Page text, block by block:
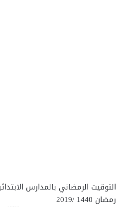
التوقيت الرمضاني بالمدارس
رمضان 1440 /2019